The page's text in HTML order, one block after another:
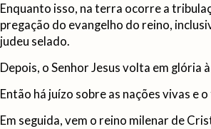
Enquanto isso, na terra ocorre a
pregação do evangelho do reino,
judeu selado.
Depois, o Senhor Jesus volta em glória
Então há juízo sobre as nações vivas e
Em seguida, vem o reino milenar de